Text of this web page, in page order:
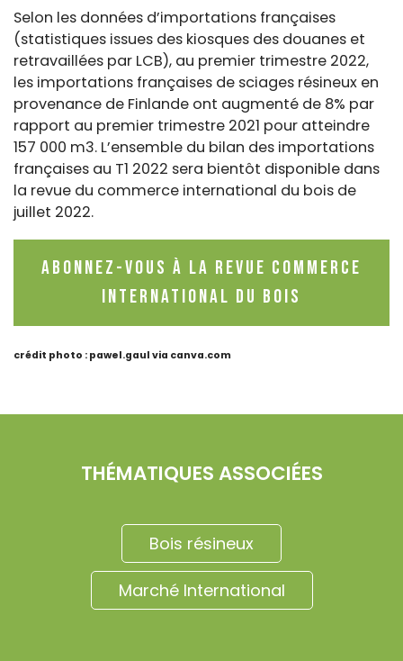
Selon les données d’importations françaises
(statistiques issues des kiosques des douanes et
retravaillées par LCB), au premier trimestre 2022,
les importations françaises de sciages résineux en
provenance de Finlande ont augmenté de 8% par
rapport au premier trimestre 2021 pour atteindre
157 000 m3. L’ensemble du bilan des importations
françaises au T1 2022 sera bientôt disponible dans
la revue du commerce international du bois de
juillet 2022.
Abonnez-vous à la revue Commerce
International du Bois
crédit photo : pawel.gaul via canva.com
THÉMATIQUES ASSOCIÉES
Bois résineux
Marché International